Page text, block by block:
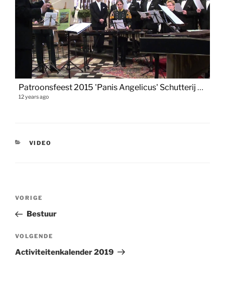
Patroonsfeest 2015 'Panis Angelicus' Schutterij Sint Paulus Vaals
12 years ago
CATEGORIEËN
VIDEO
Bericht
Vorig
bericht
VORIGE
Bestuur
Volgend
bericht
VOLGENDE
Activiteitenkalender 2019